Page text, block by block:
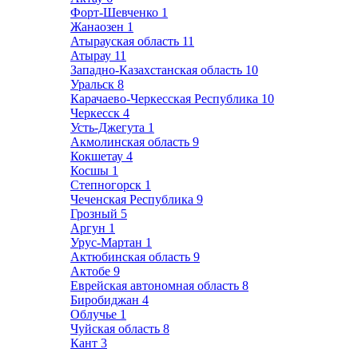
Форт-Шевченко 1
Жанаозен 1
Атырауская область 11
Атырау 11
Западно-Казахстанская область 10
Уральск 8
Карачаево-Черкесская Республика 10
Черкесск 4
Усть-Джегута 1
Акмолинская область 9
Кокшетау 4
Косшы 1
Степногорск 1
Чеченская Республика 9
Грозный 5
Аргун 1
Урус-Мартан 1
Актюбинская область 9
Актобе 9
Еврейская автономная область 8
Биробиджан 4
Облучье 1
Чуйская область 8
Кант 3